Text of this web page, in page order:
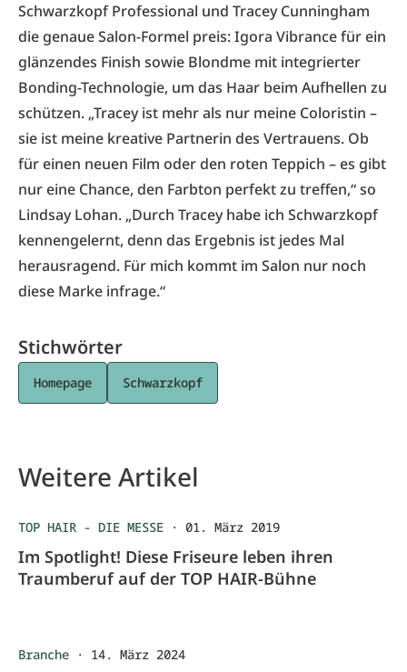
Schwarzkopf Professional und Tracey Cunningham
die genaue Salon-Formel preis: Igora Vibrance für ein
glänzendes Finish sowie Blondme mit integrierter
Bonding-Technologie, um das Haar beim Aufhellen zu
schützen. „Tracey ist mehr als nur meine Coloristin –
sie ist meine kreative Partnerin des Vertrauens. Ob
für einen neuen Film oder den roten Teppich – es gibt
nur eine Chance, den Farbton perfekt zu treffen,“ so
Lindsay Lohan. „Durch Tracey habe ich Schwarzkopf
kennengelernt, denn das Ergebnis ist jedes Mal
herausragend. Für mich kommt im Salon nur noch
diese Marke infrage.“
Stichwörter
Homepage Schwarzkopf
Weitere Artikel
TOP HAIR - DIE MESSE · 01. März 2019
Im Spotlight! Diese Friseure leben ihren
Traumberuf auf der TOP HAIR-Bühne
Branche · 14. März 2024